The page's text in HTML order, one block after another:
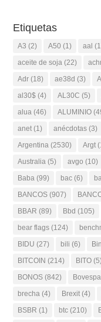
Etiquetas
A3 (2) A50 (1) aal
aceite de soja (22)
Adr (18) ae38d (3)
al30$ (4) AL30C (5)
alua (46) ALUMINIO
anet (1) anécdotas (3)
Argentina (2530) Argt
Australia (5) avgo (10)
Baba (99) bac (6)
BANCOS (907)
BBAR (89) Bbd (105)
bear flags (124)
BIDU (27) bili (6)
BITCOIN (214) BITO
BONOS (842) Bovespa
brecha (4) Brexit (4)
BSBR (1) btc (210)